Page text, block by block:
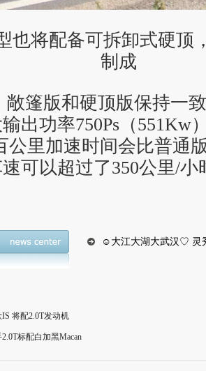
也将配备可拆卸式硬顶
制成
敞篷版和硬顶版保持一
出功率750Ps（551Kw
公里加速时间会比普通
可以超过了350公里/小
☺大江大湖大武汉♡ 灵
将配2.0T发动机
标配白加黑Macan